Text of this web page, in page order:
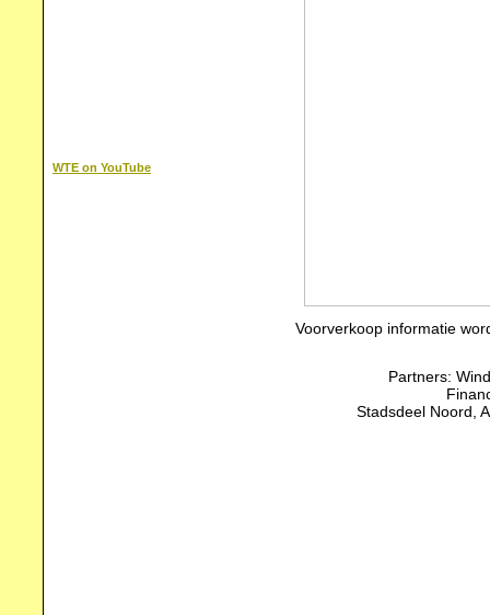
Voorverkoop informatie
Partners:
Stadsdeel Noord,
WTE on YouTube